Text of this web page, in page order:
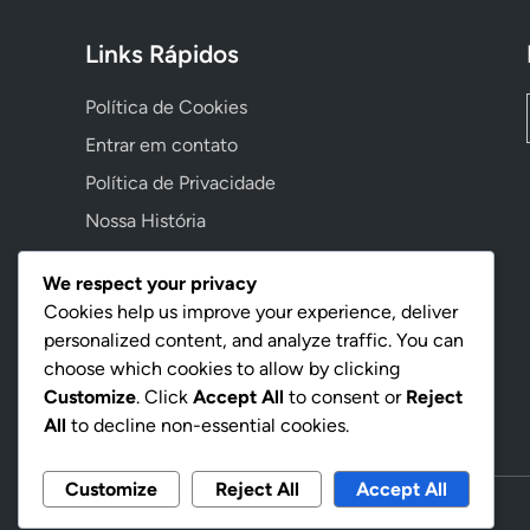
Links Rápidos
Política de Cookies
Entrar em contato
Política de Privacidade
Nossa História
Contrato de Usuário
Language
Portuguese▾
Copyright © 2026masespm.com.br.
We respect your privacy
Cookies help us improve your experience, deliver
personalized content, and analyze traffic. You can
choose which cookies to allow by clicking
Customize. Click Accept All to consent or Reject
All to decline non-essential cookies.
Customize Reject All Accept All